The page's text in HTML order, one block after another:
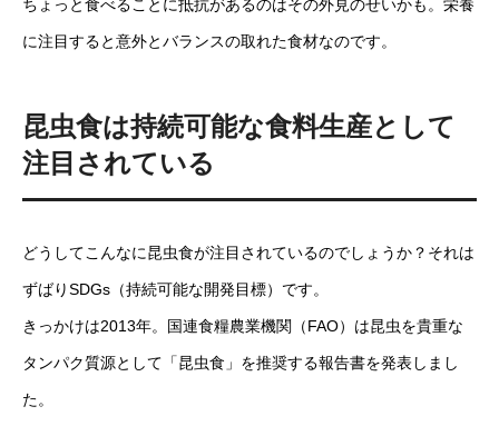
ちょっと食べることに抵抗があるのはその外見のせいかも。栄養
に注目すると意外とバランスの取れた食材なのです。
昆虫食は持続可能な食料生産として
注目されている
どうしてこんなに昆虫食が注目されているのでしょうか？それは
ずばりSDGs（持続可能な開発目標）です。
きっかけは2013年。国連食糧農業機関（FAO）は昆虫を貴重な
タンパク質源として「昆虫食」を推奨する報告書を発表しまし
た。